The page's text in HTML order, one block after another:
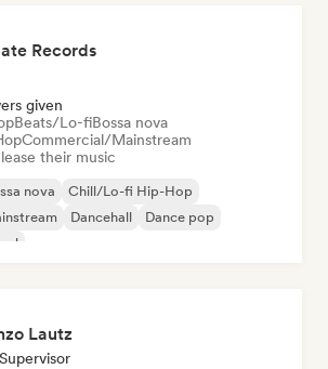
Records
given
Beats/Lo-fiBossa nova
Commercial/Mainstream
their music
nova
Chill/Lo-fi Hip-Hop
Dancehall
Dance pop
Lautz